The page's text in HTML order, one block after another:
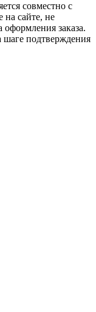
совместно с
на сайте, не
заказа.
подтверждения